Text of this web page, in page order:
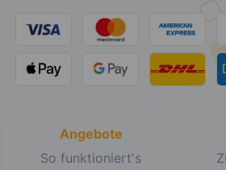
Angebote
So funktioniert's